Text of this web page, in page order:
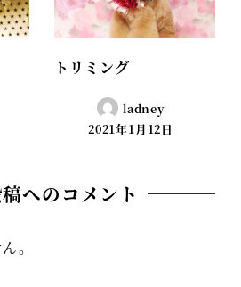
トリミング
ladney
2021年1月12日
へのコメント
。